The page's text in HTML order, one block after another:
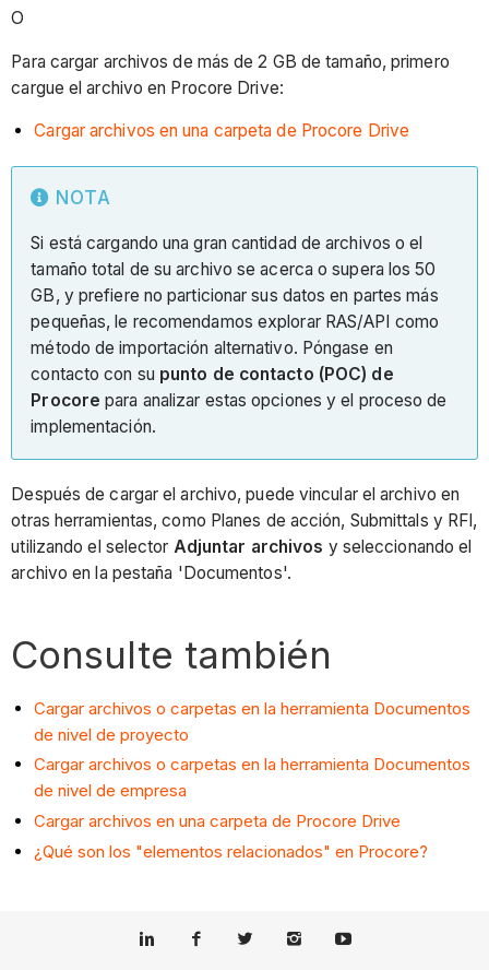
O
Para cargar archivos de más de 2 GB de tamaño, primero
cargue el archivo en Procore Drive:
Cargar archivos en una carpeta de Procore Drive
NOTA
Si está cargando una gran cantidad de archivos o el
tamaño total de su archivo se acerca o supera los 50
GB, y prefiere no particionar sus datos en partes más
pequeñas, le recomendamos explorar RAS/API como
método de importación alternativo. Póngase en
contacto con su punto de contacto (POC) de
Procore para analizar estas opciones y el proceso de
implementación.
Después de cargar el archivo, puede vincular el archivo en
otras herramientas, como Planes de acción, Submittals y RFI,
utilizando el selector Adjuntar archivos y seleccionando el
archivo en la pestaña 'Documentos'.
Consulte también
Cargar archivos o carpetas en la herramienta Documentos
de nivel de proyecto
Cargar archivos o carpetas en la herramienta Documentos
de nivel de empresa
Cargar archivos en una carpeta de Procore Drive
¿Qué son los "elementos relacionados" en Procore?